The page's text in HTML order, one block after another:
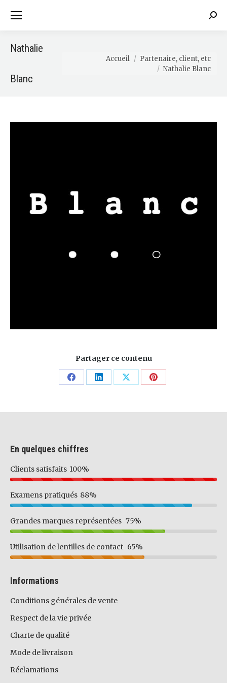
Nathalie
Blanc
Vous êtes ici :Accueil
Partenaire, client, etc
Nathalie Blanc
Partager ce contenu
Share
Facebook
Share
LinkedIn
Share
X
Share
Pinterest
En quelques chiffres
Clients satisfaits 100%
Examens pratiqués 88%
Grandes marques représentées 75%
Utilisation de lentilles de contact 65%
Informations
Conditions générales de vente
Respect de la vie privée
Charte de qualité
Mode de livraison
Réclamations